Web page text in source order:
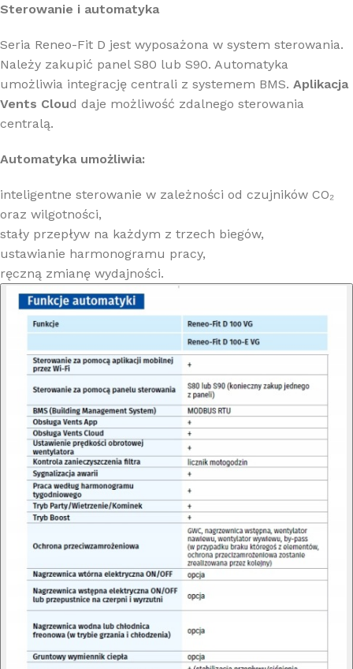
Sterowanie i automatyka
Seria Reneo-Fit D jest wyposażona w system sterowania.
Należy zakupić panel S80 lub S90. Automatyka
umożliwia integrację centrali z systemem BMS. Aplikacja
Vents Cloud daje możliwość zdalnego sterowania
centralą.
Automatyka umożliwia:
inteligentne sterowanie w zależności od czujników CO₂
oraz wilgotności,
stały przepływ na każdym z trzech biegów,
ustawianie harmonogramu pracy,
ręczną zmianę wydajności.